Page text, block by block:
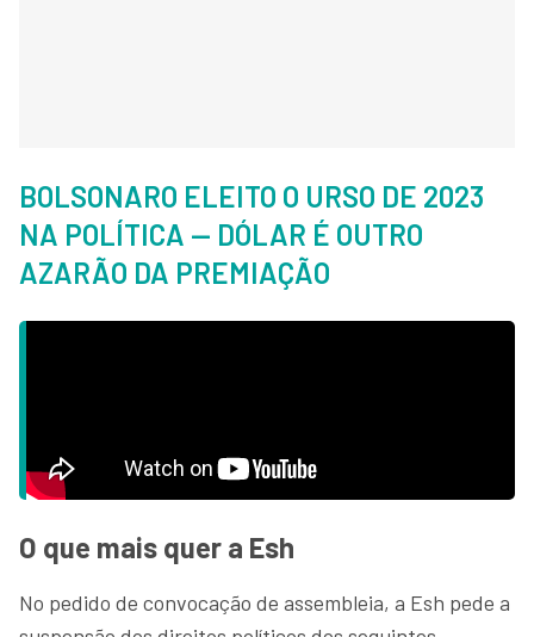
BOLSONARO ELEITO O URSO DE 2023
NA POLÍTICA — DÓLAR É OUTRO
AZARÃO DA PREMIAÇÃO
O que mais quer a Esh
No pedido de convocação de assembleia, a Esh pede a